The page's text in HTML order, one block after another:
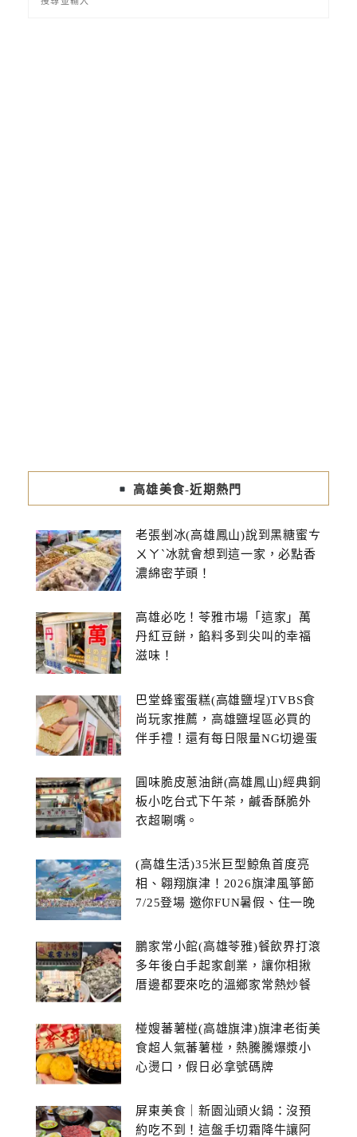
高雄美食-近期熱門
老張剉冰(高雄鳳山)說到黑糖蜜ㄘ
ㄨㄚˋ冰就會想到這一家，必點香
濃綿密芋頭！
高雄必吃！苓雅市場「這家」萬
丹紅豆餅，餡料多到尖叫的幸福
滋味！
巴堂蜂蜜蛋糕(高雄鹽埕)TVBS食
尚玩家推薦，高雄鹽埕區必買的
伴手禮！還有每日限量NG切邊蛋
圓味脆皮蔥油餅(高雄鳳山)經典銅
板小吃台式下午茶，鹹香酥脆外
衣超唰嘴。
(高雄生活)35米巨型鯨魚首度亮
相、翱翔旗津！2026旗津風箏節
7/25登場 邀你FUN暑假、住一晚
鵬家常小館(高雄苓雅)餐飲界打滾
多年後白手起家創業，讓你相揪
厝邊都要來吃的溫鄉家常熱炒餐
椪嫂蕃薯椪(高雄旗津)旗津老街美
食超人氣蕃薯椪，熱騰騰爆漿小
心燙口，假日必拿號碼牌
屏東美食｜新園汕頭火鍋：沒預
約吃不到！這盤手切霜降牛讓阿